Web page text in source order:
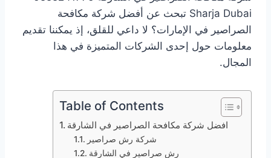
Sharja Dubai تبحث عن أفضل شركة مكافحة
الصراصير في الإمارات؟ لا داعي للقلق، إذ يمكننا تقديم
معلومات حول إحدى الشركات المتميزة في هذا
المجال.
Table of Contents
افضل شركة مكافحة الصراصير في الشارقة
شركة رش صراصير
رش صراصير في الشارقة